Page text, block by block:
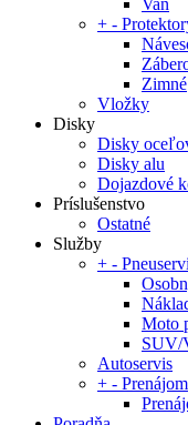
Van
+ -
Zimné
Vložky
Disky
Disky
Disky alu
Dojazdové
Príslušenstvo
Ostatné
Služby
+ -
Moto
SUV/
Autoservis
+ - Prenájom